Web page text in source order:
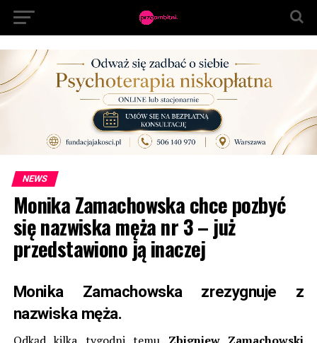
NEWS
Monika Zamachowska chce pozbyć
się nazwiska męża nr 3 – już
przedstawiono ją inaczej
Monika Zamachowska zrezygnuje z
nazwiska męża.